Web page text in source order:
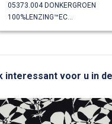
05373.004 DONKERGROEN
interessant voor u in